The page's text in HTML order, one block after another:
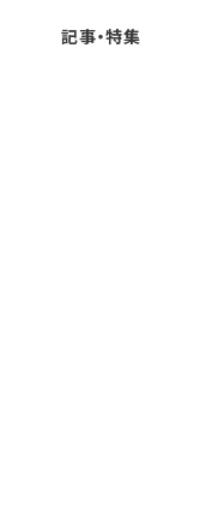
記事・特集